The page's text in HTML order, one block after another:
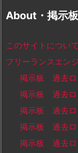
About・掲示板
このサイトについて
フリーランスエン
掲示板 過去ロ
掲示板 過去ロ
掲示板 過去ロ
掲示板 過去ロ
掲示板 過去ロ